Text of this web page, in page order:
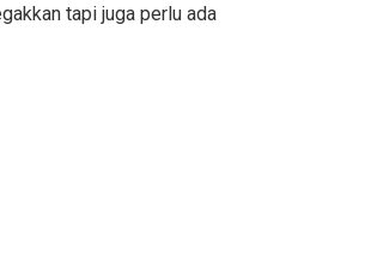
tapi juga perlu ada